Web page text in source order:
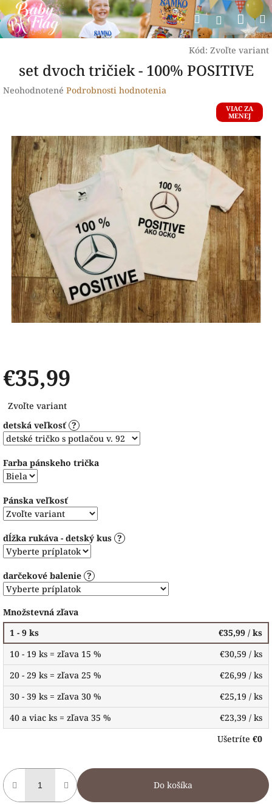
Prejsť
na
obsah
Hľadať
Kód: Zvoľte variant
set dvoch tričiek - 100% POSITIVE
Priemerné
0,0
hviezdičiek.
Neohodnotené Podrobnosti hodnotenia
VIAC ZA
MENEJ
€35,99
cena:
Zvoľte variant
detská veľkosť ?
Farba pánskeho trička
Pánska veľkosť
dĺžka rukáva - detský kus ?
darčekové balenie ?
Množstevná zľava
1 - 9 ks
€35,99 / ks
10 - 19 ks = zľava 15 %
€30,59 / ks
20 - 29 ks = zľava 25 %
€26,99 / ks
30 - 39 ks = zľava 30 %
€25,19 / ks
40 a viac ks = zľava 35 %
€23,39 / ks
Ušetríte €0
Do košíka